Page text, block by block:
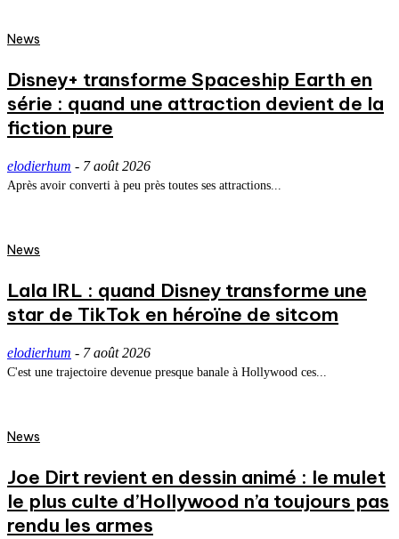
News
Disney+ transforme Spaceship Earth en
série : quand une attraction devient de la
fiction pure
elodierhum - 7 août 2026
Après avoir converti à peu près toutes ses attractions...
News
Lala IRL : quand Disney transforme une
star de TikTok en héroïne de sitcom
elodierhum - 7 août 2026
C'est une trajectoire devenue presque banale à Hollywood ces...
News
Joe Dirt revient en dessin animé : le mulet
le plus culte d’Hollywood n’a toujours pas
rendu les armes